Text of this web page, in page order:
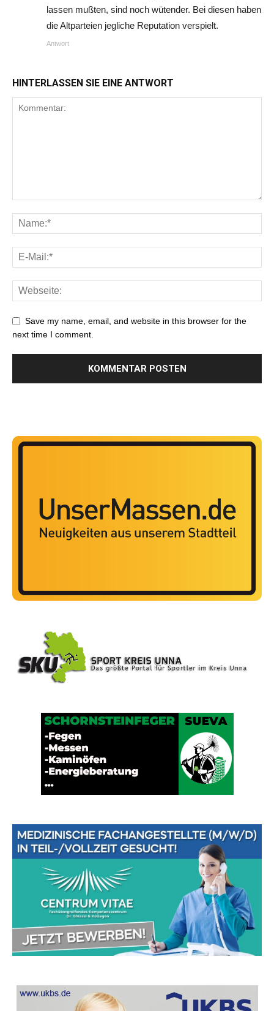
lassen mußten, sind noch wütender. Bei diesen haben
die Altparteien jegliche Reputation verspielt.
Antwort
HINTERLASSEN SIE EINE ANTWORT
Save my name, email, and website in this browser for the
next time I comment.